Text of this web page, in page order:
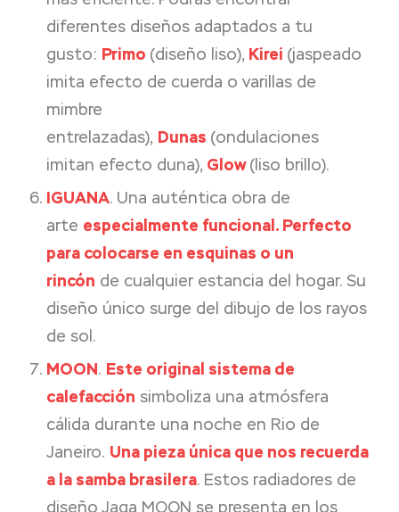
diferentes diseños adaptados a tu
gusto: Primo (diseño liso), Kirei (jaspeado
imita efecto de cuerda o varillas de
mimbre
entrelazadas), Dunas (ondulaciones
imitan efecto duna), Glow(liso brillo).
IGUANA. Una auténtica obra de
arte especialmente funcional. Perfecto
para colocarse en esquinas o un
rincón de cualquier estancia del hogar. Su
diseño único surge del dibujo de los rayos
de sol.
MOON. Este original sistema de
calefacción simboliza una atmósfera
cálida durante una noche en Rio de
Janeiro. Una pieza única que nos recuerda
a la samba brasilera. Estos radiadores de
diseño Jaga MOON se presenta en los